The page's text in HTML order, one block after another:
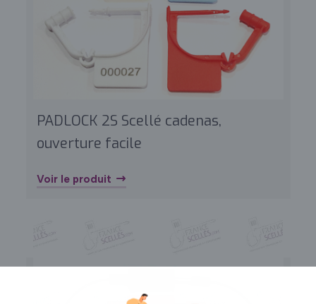
PADLOCK 2S Scellé cadenas,
ouverture facile
Voir le produit